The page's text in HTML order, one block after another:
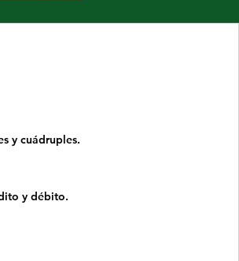
y cuádruples.
y débito.